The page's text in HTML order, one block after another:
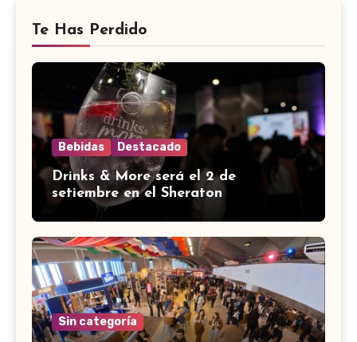
Te Has Perdido
Bebidas Destacado
Drinks & More será el 2 de
setiembre en el Sheraton
Sin categoría